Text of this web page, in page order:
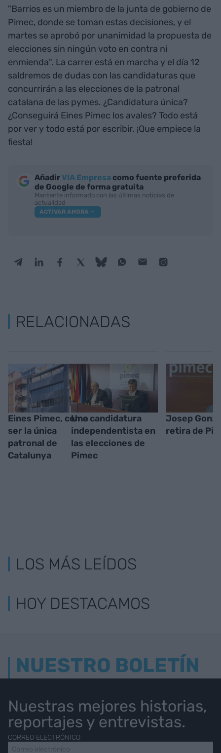
"Barrios es un miembro de la junta de gobierno de
Pimec, donde se toman estas decisiones, y el
martes se aprobó por unanimidad la propuesta de
elecciones sin ningún voto en contra ni
enmienda". La carrer está en marcha y el día 12
saldremos de dudas con las candidaturas que
concurrirán a las elecciones de la patronal
catalana de las pymes. ¿Candidatura única?
¿Conseguirá Eines Pimec los avales? Todo está
por ver y todo está por escribir. ¡Que empiece la
fiesta!
AñadirVIA Empresa como fuente preferida
de Google de forma gratuita
Mantente informado con las últimas noticias de
actualidad
ACTIVAR AHORA
RELACIONADAS
Eines Pimec, como
ser la única
patronal de
Catalunya
Una candidatura
independentista en
las elecciones de
Pimec
Josep
retira de
LOS MÁS LEÍDOS
HOY DESTACAMOS
NUESTRO BOLETÍN
Nuestras mejores historias,
reportajes y entrevistas.
CORREO ELECTRÓNICO